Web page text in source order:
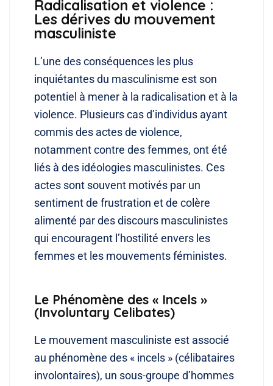
Radicalisation et violence :
Les dérives du mouvement
masculiniste
L’une des conséquences les plus
inquiétantes du masculinisme est son
potentiel à mener à la radicalisation et à la
violence. Plusieurs cas d’individus ayant
commis des actes de violence,
notamment contre des femmes, ont été
liés à des idéologies masculinistes. Ces
actes sont souvent motivés par un
sentiment de frustration et de colère
alimenté par des discours masculinistes
qui encouragent l’hostilité envers les
femmes et les mouvements féministes.
Le Phénomène des « Incels »
(Involuntary Celibates)
Le mouvement masculiniste est associé
au phénomène des « incels » (célibataires
involontaires), un sous-groupe d’hommes